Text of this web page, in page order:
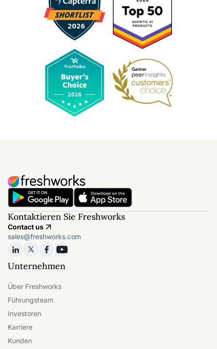
Kontaktieren Sie Freshworks
Contact us
sales@freshworks.com
Unternehmen
Über Freshworks
Führungsteam
Investoren
Karriere
Kunden